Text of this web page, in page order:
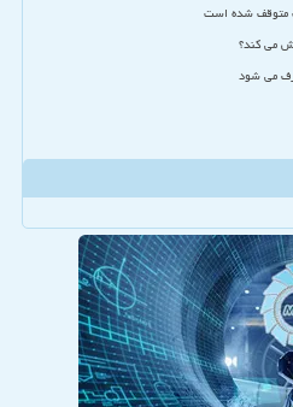
متوقف شده است
می کند؟
می شود